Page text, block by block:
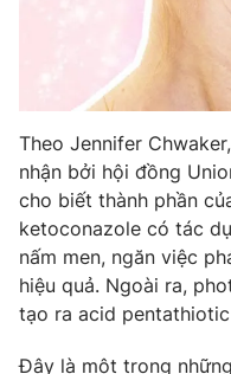
Chuyên mục khác
Emagazine
Photo
Video
VTV Money
Theo Jennifer
nhận bởi hội đồng
cho biết thành phần
ketoconazole có tác
nấm men, ngăn việc
hiệu quả. Ngoài ra,
tạo ra acid
Đây là một trong